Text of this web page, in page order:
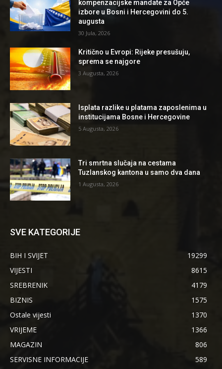
kompenzacijske mandate za Opće
izbore u Bosni i Hercegovini do 5.
augusta
30 Jula, 2026
Kritično u Evropi: Rijeke presušuju,
sprema se najgore
3 Augusta, 2026
Isplata razlike u platama zaposlenima u
institucijama Bosne i Hercegovine
5 Augusta, 2026
Tri smrtna slučaja na cestama
Tuzlanskog kantona u samo dva dana
1 Augusta, 2026
SVE KATEGORIJE
BIH I SVIJET
19299
VIJESTI
8615
SREBRENIK
4179
BIZNIS
1575
Ostale vijesti
1370
VRIJEME
1366
MAGAZIN
806
SERVISNE INFORMACIJE
589